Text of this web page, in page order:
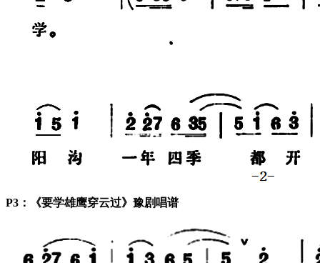
P3：《要学雄鹰穿云过》豫剧唱谱